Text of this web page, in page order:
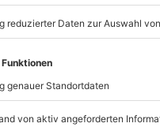
außer an bundesweiten